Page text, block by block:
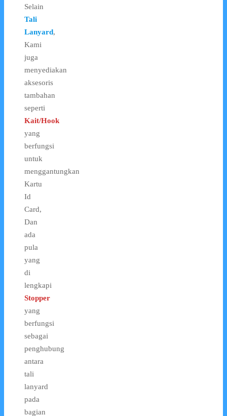
Selain
Tali
Lanyard,
Kami
juga
menyediakan
aksesoris
tambahan
seperti
Kait/Hook
yang
berfungsi
untuk
menggantungkan
Kartu
Id
Card,
Dan
ada
pula
yang
di
lengkapi
Stopper
yang
berfungsi
sebagai
penghubung
antara
tali
lanyard
pada
bagian